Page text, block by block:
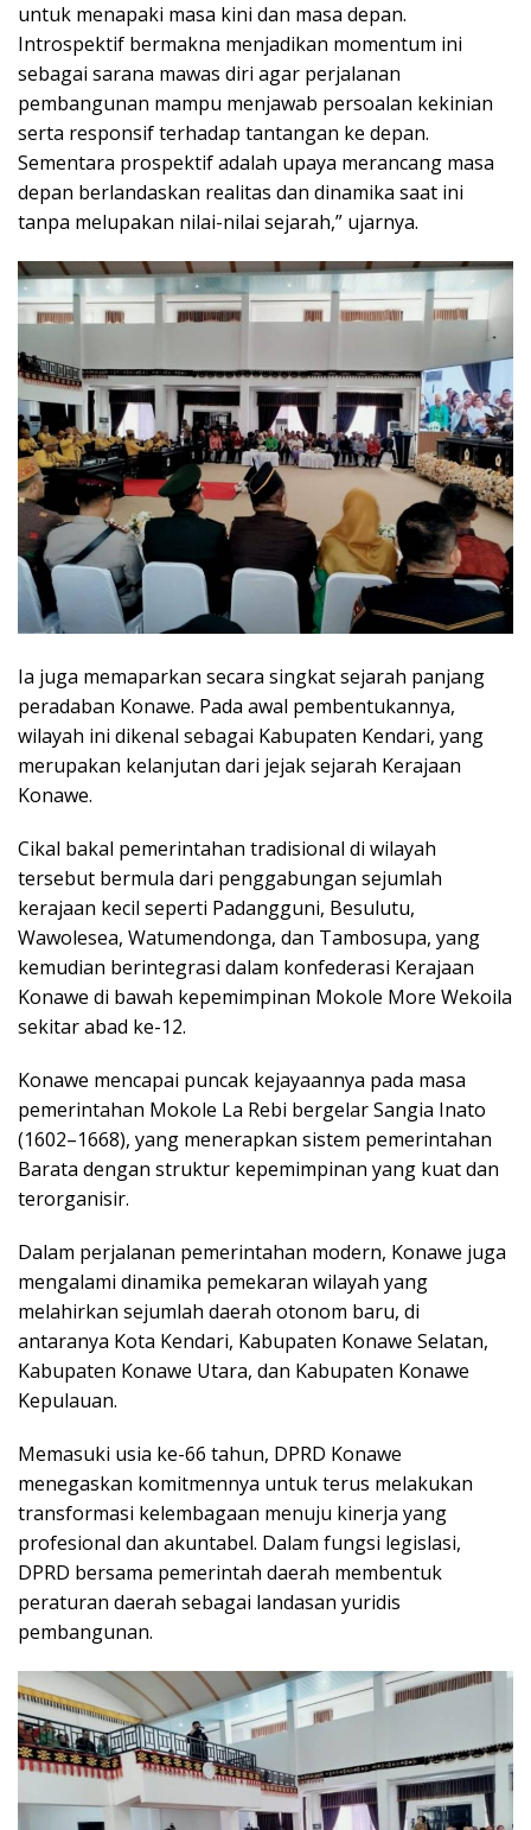
untuk menapaki masa kini dan masa depan.
Introspektif bermakna menjadikan momentum ini
sebagai sarana mawas diri agar perjalanan
pembangunan mampu menjawab persoalan kekinian
serta responsif terhadap tantangan ke depan.
Sementara prospektif adalah upaya merancang masa
depan berlandaskan realitas dan dinamika saat ini
tanpa melupakan nilai-nilai sejarah,” ujarnya.
Ia juga memaparkan secara singkat sejarah panjang
peradaban Konawe. Pada awal pembentukannya,
wilayah ini dikenal sebagai Kabupaten Kendari, yang
merupakan kelanjutan dari jejak sejarah Kerajaan
Konawe.
Cikal bakal pemerintahan tradisional di wilayah
tersebut bermula dari penggabungan sejumlah
kerajaan kecil seperti Padangguni, Besulutu,
Wawolesea, Watumendonga, dan Tambosupa, yang
kemudian berintegrasi dalam konfederasi Kerajaan
Konawe di bawah kepemimpinan Mokole More Wekoila
sekitar abad ke-12.
Konawe mencapai puncak kejayaannya pada masa
pemerintahan Mokole La Rebi bergelar Sangia Inato
(1602–1668), yang menerapkan sistem pemerintahan
Barata dengan struktur kepemimpinan yang kuat dan
terorganisir.
Dalam perjalanan pemerintahan modern, Konawe juga
mengalami dinamika pemekaran wilayah yang
melahirkan sejumlah daerah otonom baru, di
antaranya Kota Kendari, Kabupaten Konawe Selatan,
Kabupaten Konawe Utara, dan Kabupaten Konawe
Kepulauan.
Memasuki usia ke-66 tahun, DPRD Konawe
menegaskan komitmennya untuk terus melakukan
transformasi kelembagaan menuju kinerja yang
profesional dan akuntabel. Dalam fungsi legislasi,
DPRD bersama pemerintah daerah membentuk
peraturan daerah sebagai landasan yuridis
pembangunan.